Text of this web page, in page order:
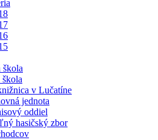
škola
škola
v Lučatíne
jednota
oddiel
hasičský zbor